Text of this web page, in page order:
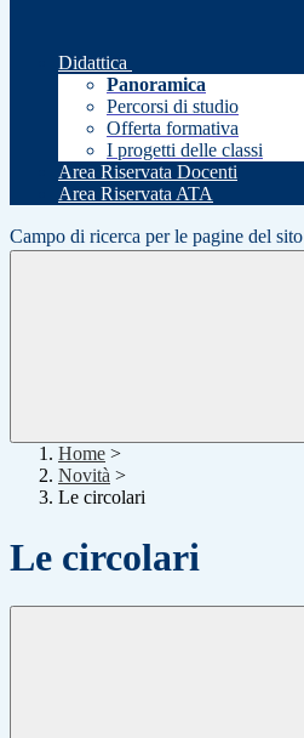
Didattica
Panoramica
Percorsi di studio
Offerta formativa
I progetti delle classi
Area Riservata Docenti
Area Riservata ATA
Campo di ricerca per le pagine del sito
Home >
Novità >
Le circolari
Le circolari